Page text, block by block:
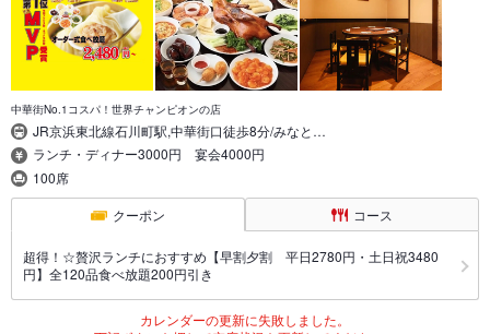
中華街No.1コスパ！世界チャンピオンの店
JR京浜東北線石川町駅,中華街口徒歩8分/みなと…
ランチ・ディナー3000円 宴会4000円
100席
クーポン コース
超得！☆贅沢ランチにおすすめ【早割夕割 平日2780円・土日祝3480
円】全120品食べ放題200円引き
カレンダーの更新に失敗しました。